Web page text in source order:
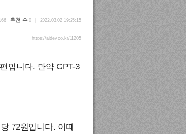
추천 수 0 2022.03.02 19:25:15
https://aidev.co.kr/11205
입니다. 만약 GPT-3
72원입니다. 이때